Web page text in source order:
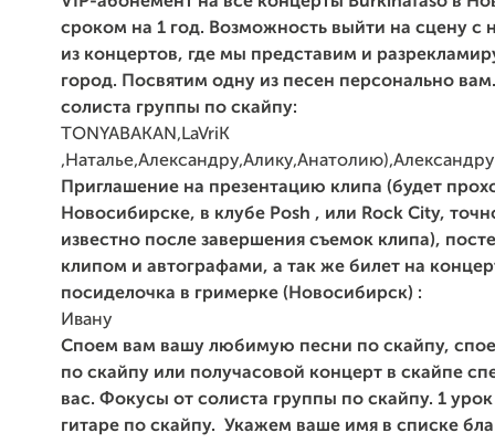
сроком на 1 год. Возможность выйти на сцену с
из концертов, где мы представим и
город. Посвятим одну из песен персонально
солиста группы по скайпу:
TONYABAKAN ,LaVriK
Приглашение на презентацию клипа (будет
Новосибирске, в клубе Posh , или Rock City,
известно после завершения съемок клипа),
клипом и автографами, а так же билет на
посиделочка в гримерке (Новосибирск) :
Ивану
Споем вам вашу любимую песни по скайпу,
по скайпу или получасовой концерт в скайпе
вас. Фокусы от солиста группы по скайпу. 1
гитаре по скайпу. Укажем ваше имя в списке